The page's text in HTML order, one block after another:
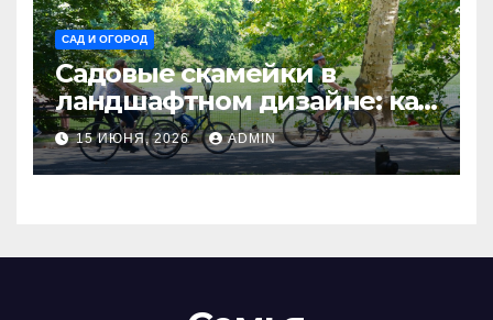
САД И ОГОРОД
Садовые скамейки в
ландшафтном дизайне: как
украсить территорию
Madmetal.ru и создать зону
отдыха
15 ИЮНЯ, 2026 ADMIN